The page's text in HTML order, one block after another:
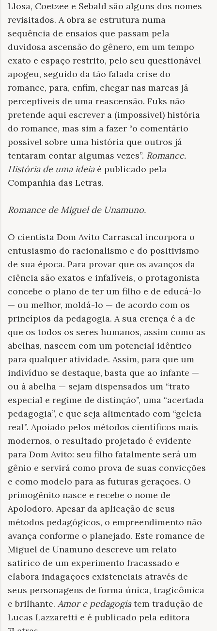
Llosa, Coetzee e Sebald são alguns dos nomes
revisitados. A obra se estrutura numa
sequência de ensaios que passam pela
duvidosa ascensão do gênero, em um tempo
exato e espaço restrito, pelo seu questionável
apogeu, seguido da tão falada crise do
romance, para, enfim, chegar nas marcas já
perceptíveis de uma reascensão. Fuks não
pretende aqui escrever a (impossível) história
do romance, mas sim a fazer “o comentário
possível sobre uma história que outros já
tentaram contar algumas vezes”. Romance.
História de uma ideia é publicado pela
Companhia das Letras.
Romance de Miguel de Unamuno.
O cientista Dom Avito Carrascal incorpora o
entusiasmo do racionalismo e do positivismo
de sua época. Para provar que os avanços da
ciência são exatos e infalíveis, o protagonista
concebe o plano de ter um filho e de educá-lo
— ou melhor, moldá-lo — de acordo com os
princípios da pedagogia. A sua crença é a de
que os todos os seres humanos, assim como as
abelhas, nascem com um potencial idêntico
para qualquer atividade. Assim, para que um
indivíduo se destaque, basta que ao infante —
ou à abelha — sejam dispensados um “trato
especial e regime de distinção”, uma “acertada
pedagogia”, e que seja alimentado com “geleia
real”. Apoiado pelos métodos científicos mais
modernos, o resultado projetado é evidente
para Dom Avito: seu filho fatalmente será um
gênio e servirá como prova de suas convicções
e como modelo para as futuras gerações. O
primogênito nasce e recebe o nome de
Apolodoro. Apesar da aplicação de seus
métodos pedagógicos, o empreendimento não
avança conforme o planejado. Este romance de
Miguel de Unamuno descreve um relato
satírico de um experimento fracassado e
elabora indagações existenciais através de
seus personagens de forma única, tragicômica
e brilhante. Amor e pedagogiatem tradução de
Lucas Lazzaretti e é publicado pela editora